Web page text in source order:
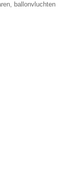
ballonvluchten